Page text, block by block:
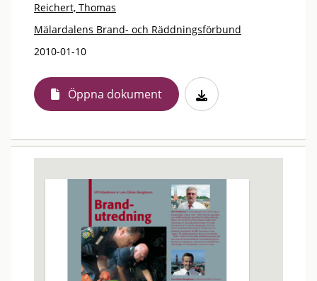
Reichert, Thomas
Mälardalens Brand- och Räddningsförbund
2010-01-10
Öppna dokument